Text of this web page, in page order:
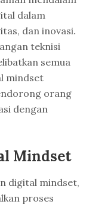
dalam
dan inovasi.
teknisi
semua
mindset
orang
dengan
Mindset
digital mindset,
proses